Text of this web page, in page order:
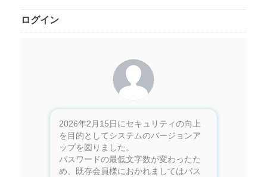
ログイン
2026年2月15日にセキュリティの向上
を目的としてシステムのバージョンア
ップを図りました。
パスワードの最低文字数が変わったた
め、既存会員様におかれましてはパス